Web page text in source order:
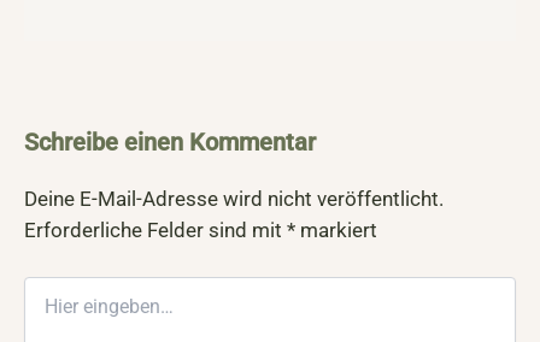
Schreibe einen Kommentar
Deine E-Mail-Adresse wird nicht veröffentlicht.
Erforderliche Felder sind mit * markiert
eingeben…